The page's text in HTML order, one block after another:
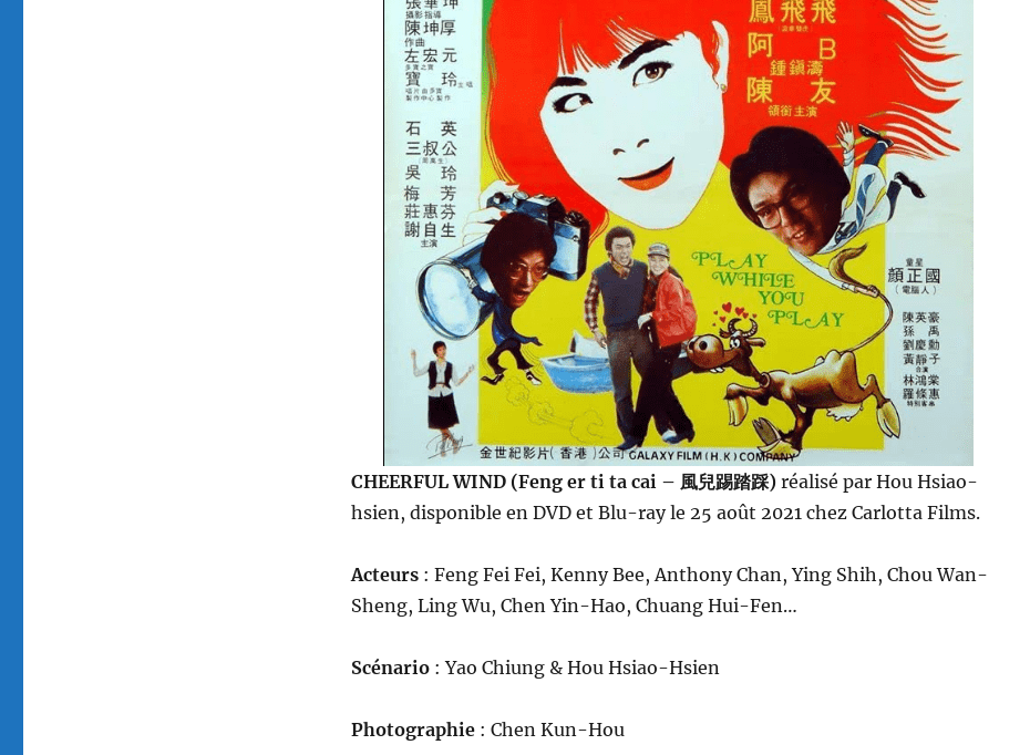
CHEERFUL WIND (Feng er ti ta cai – 風兒踢踏踩) réalisé par Hou Hsiao-
hsien, disponible en DVD et Blu-ray le 25 août 2021 chez Carlotta Films.
Acteurs: Feng Fei Fei, Kenny Bee, Anthony Chan, Ying Shih, Chou Wan-
Sheng, Ling Wu, Chen Yin-Hao, Chuang Hui-Fen…
Scénario: Yao Chiung & Hou Hsiao-Hsien
Photographie: Chen Kun-Hou